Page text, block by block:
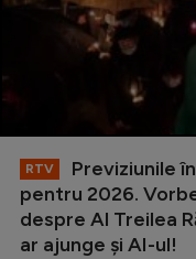
RTV
Previziunile
pentru 2026.
despre Al Treilea
ar ajunge și AI-ul!